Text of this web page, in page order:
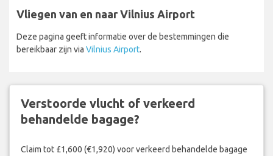
Vliegen van en naar Vilnius Airport
Deze pagina geeft informatie over de bestemmingen die
bereikbaar zijn via Vilnius Airport.
Verstoorde vlucht of verkeerd
behandelde bagage?
Claim tot £1,600 (€1,920) voor verkeerd behandelde bagage